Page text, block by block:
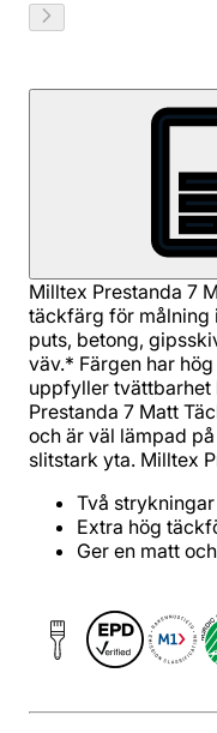
Milltex Prestanda 7
täckfärg för målning
puts, betong,
väv.* Färgen har
uppfyller tvättbarhet
Prestanda 7 Matt
och är väl lämpad
slitstark yta. Milltex
Två
Extra hög
Ger en matt